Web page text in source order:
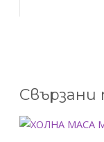
Свързани
This